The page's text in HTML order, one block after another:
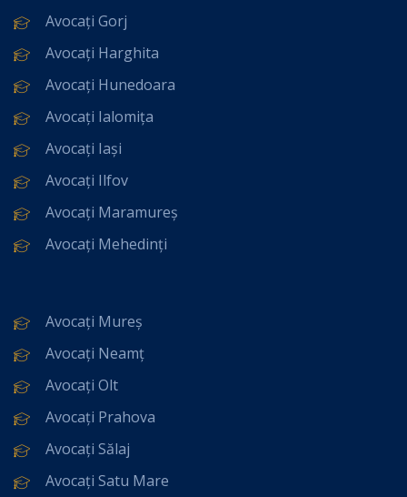
Avocați Gorj
Avocați Harghita
Avocați Hunedoara
Avocați Ialomița
Avocați Iași
Avocați Ilfov
Avocați Maramureș
Avocați Mehedinți
Avocați Mureș
Avocați Neamț
Avocați Olt
Avocați Prahova
Avocați Sălaj
Avocați Satu Mare